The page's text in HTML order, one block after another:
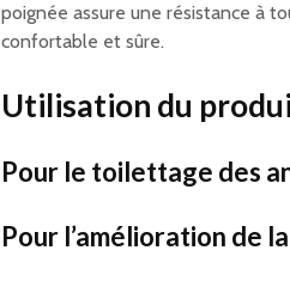
poignée assure une résistance à
confortable et sûre.
Utilisation du
Pour le toilettage des
Pour l’amélioration de